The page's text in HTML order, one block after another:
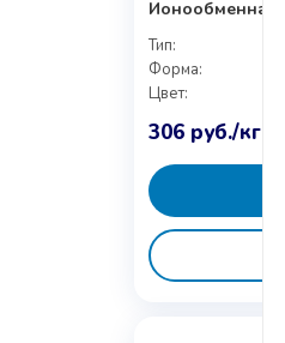
Ионообменная
Тип:
Форма:
Цвет:
306 руб./кг